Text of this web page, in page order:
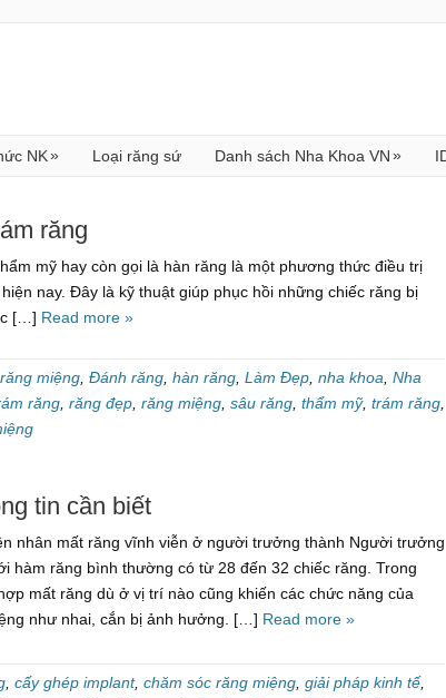
NK» Loại răng sứ Danh sách Nha Khoa VN»
răng
mỹ hay còn gọi là hàn răng là một phương thức điều trị
nay. Đây là kỹ thuật giúp phục hồi những chiếc răng bị
[…] Read more »
miệng Đánh răng hàn răng Làm Đẹp nha khoa Nha
răng răng đẹp răng miệng sâu răng thẩm mỹ, trám răng
tin cần biết
nhân mất răng vĩnh viễn ở người trưởng thành Người trưởng
hàm răng bình thường có từ 28 đến 32 chiếc răng. Trong
mất răng dù ở vị trí nào cũng khiến các chức năng của
như nhai, cắn bị ảnh hưởng. […] Read more »
cấy ghép implant, chăm sóc răng miệng giải pháp kinh tế,